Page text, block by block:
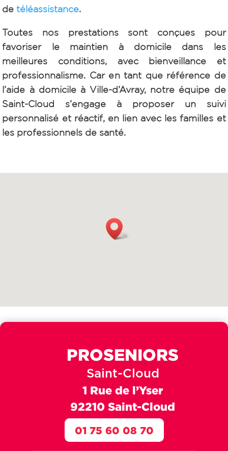
detéléassistance.
Toutes nos prestations sont conçues pour
favoriser le maintien à domicile dans les
meilleures conditions, avec bienveillance et
professionnalisme. Car en tant que référence de
l’aide à domicile à Ville-d’Avray, notre équipe de
Saint-Cloud s’engage à proposer un suivi
personnalisé et réactif, en lien avec les familles et
les professionnels de santé.
PROSENIORS
Saint-Cloud
1 Rue de l’Yser
92210 Saint-Cloud
01 75 60 08 70